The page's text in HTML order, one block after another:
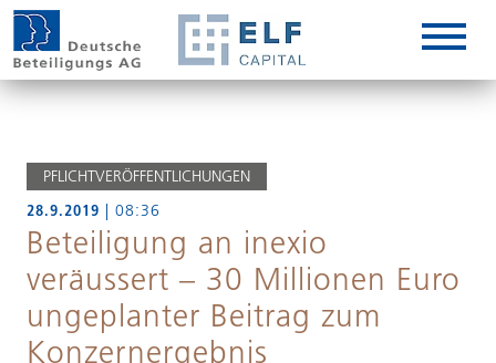
PFLICHTVERÖFFENTLICHUNGEN
28.9.2019 | 08:36
Beteiligung an inexio
veräussert – 30 Millionen Euro
ungeplanter Beitrag zum
Konzernergebnis